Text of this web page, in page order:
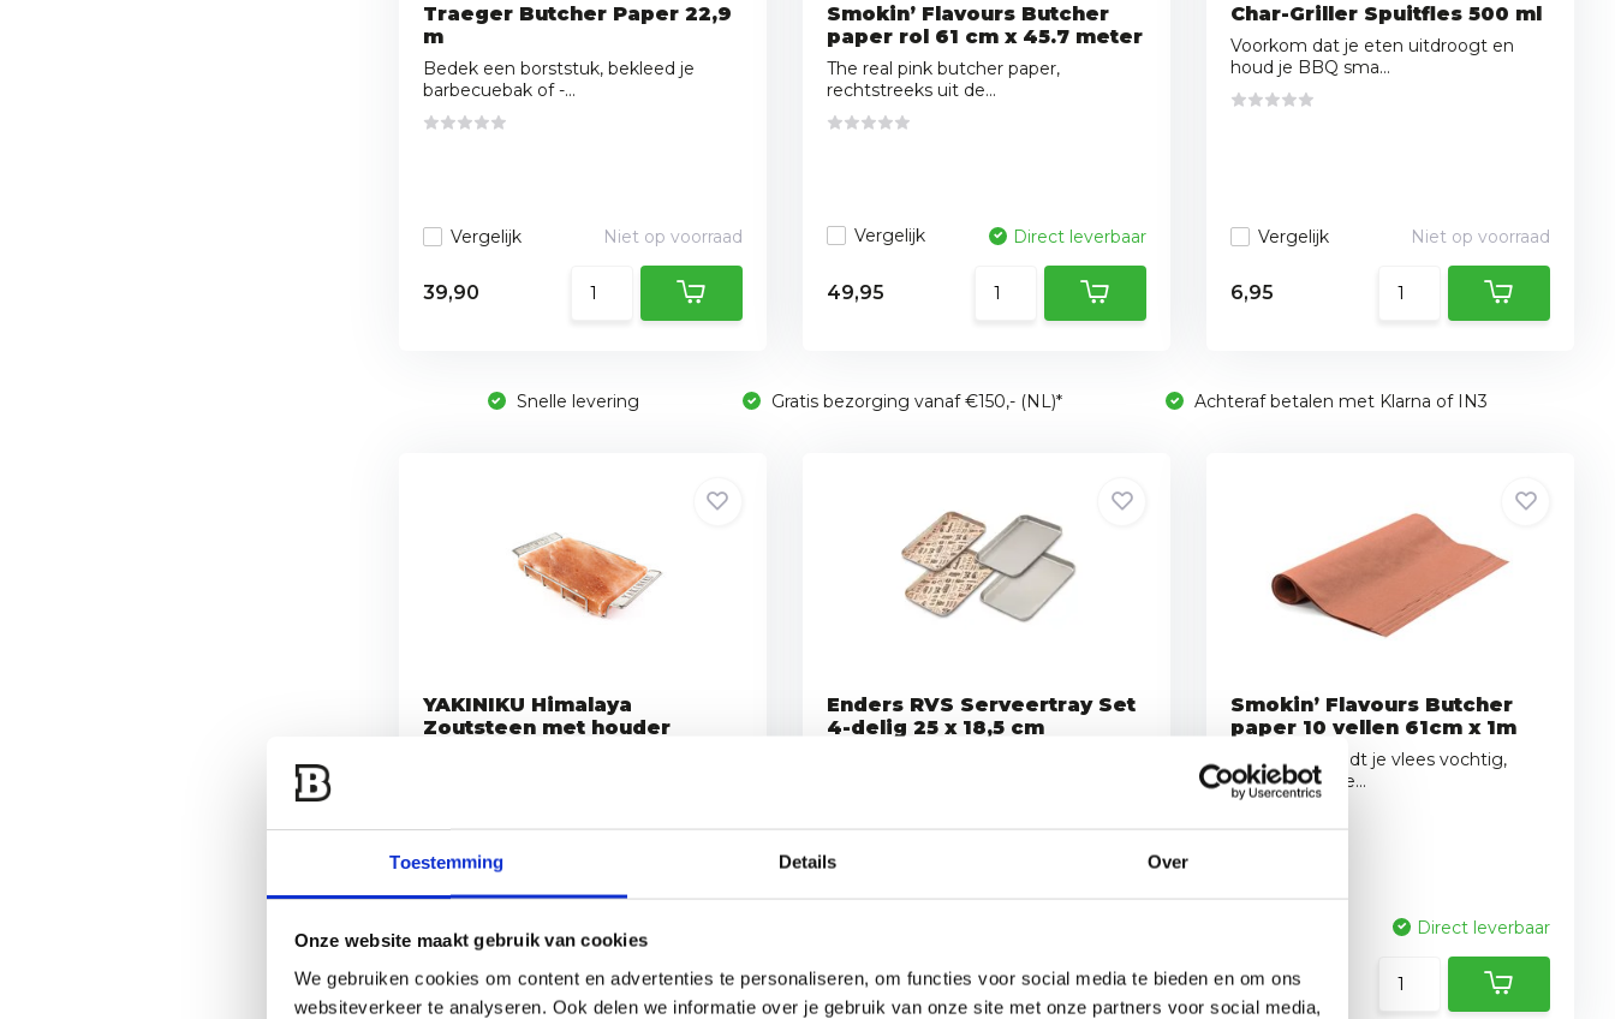
Toestemming Details Over
Onze website maakt gebruik van cookies
We gebruiken cookies om content en advertenties te personaliseren, om functies voor social media te bieden en om ons
websiteverkeer te analyseren. Ook delen we informatie over je gebruik van onze site met onze partners voor social media,
Traeger Butcher Paper 22,9
m
Bedek een borststuk, bekleed je
barbecuebak of -...
Vergelijk Niet op voorraad
39,90
Smokin’ Flavours Butcher
paper rol 61 cm x 45.7 meter
The real pink butcher paper,
rechtstreeks uit de...
Vergelijk Direct leverbaar
49,95
Char-Griller Spuitfles 500 ml
Voorkom dat je eten uitdroogt en
houd je BBQ sma...
Vergelijk Niet op voorraad
6,95
Snelle levering Gratis bezorging vanaf €150,- (NL)* Achteraf betalen met Klarna of IN3
YAKINIKU Himalaya
Zoutsteen met houder
53,99
Enders RVS Serveertray Set
4-delig 25 x 18,5 cm
24,95
Smokin’ Flavours Butcher
paper 10 vellen 61cm x 1m
Dit papier houdt je vlees vochtig,
maar is ademe...
Direct leverbaar
25,95